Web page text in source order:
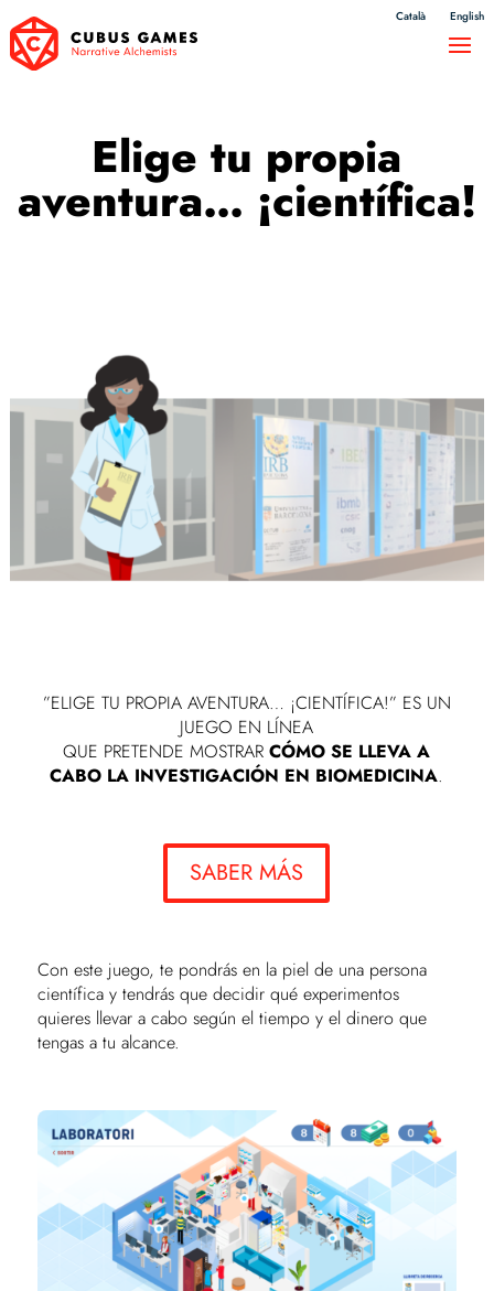
Català English
Elige tu propia
aventura… ¡científica!
”ELIGE TU PROPIA AVENTURA… ¡CIENTÍFICA!” ES UN
JUEGO EN LÍNEA
QUE PRETENDE MOSTRARCÓMO SE LLEVA A
CABO LA INVESTIGACIÓN EN BIOMEDICINA.
SABER MÁS
Con este juego, te pondrás en la piel de una persona
científica y tendrás que decidir qué experimentos
quieres llevar a cabo según el tiempo y el dinero que
tengas a tu alcance.